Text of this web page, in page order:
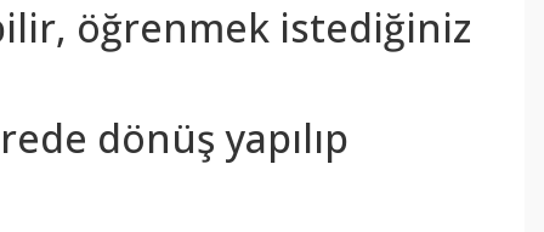
öğrenmek istediğiniz
dönüş yapılıp